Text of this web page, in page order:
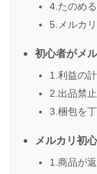
4.たのめ
5.メルカ
初心者がメ
1.利益の
2.出品禁
3.梱包を
メルカリ初
1.商品が